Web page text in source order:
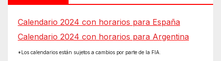
Calendario 2024 con horarios para España
Calendario 2024 con horarios para Argentina
*Los calendarios están sujetos a cambios por parte de la FIA.